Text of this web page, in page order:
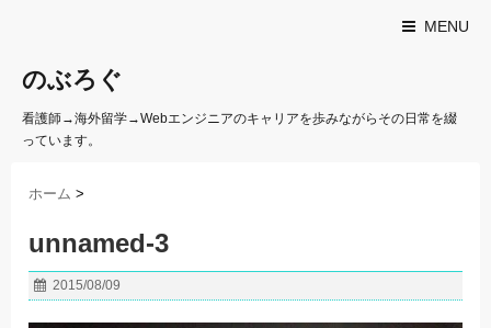
MENU
のぶろぐ
看護師→海外留学→Webエンジニアのキャリアを歩みながらその日常を綴
っています。
ホーム >
unnamed-3
2015/08/09